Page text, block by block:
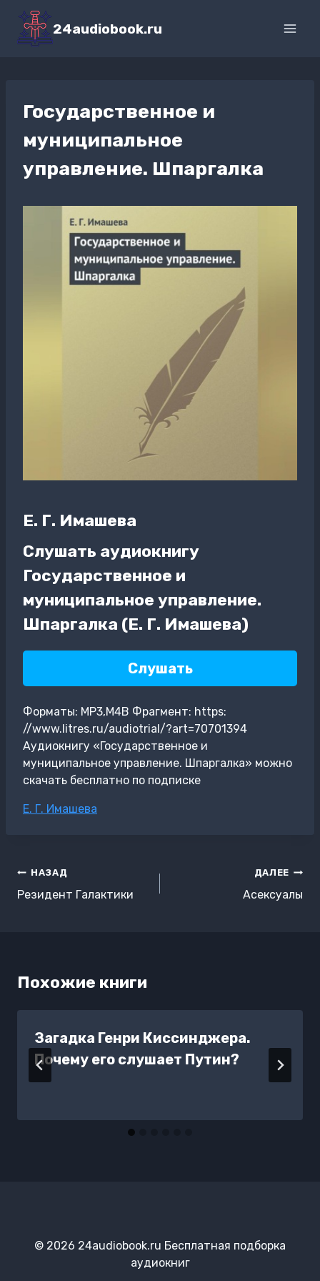
Перейти
содержимому
24audiobook.ru
Государственное и
муниципальное
управление. Шпаргалка
Е. Г. Имашева
Слушать аудиокнигу
Государственное и
муниципальное управление.
Шпаргалка (Е. Г. Имашева)
Слушать
Форматы: MP3,M4B Фрагмент: https:
//www.litres.ru/audiotrial/?art=70701394
Аудиокнигу «Государственное и
муниципальное управление. Шпаргалка» можно
скачать бесплатно по подписке
Метки
Е. Г. Имашева
Навигация
по
НАЗАД
Резидент Галактики
ДАЛЕЕ
Асексуалы
Похожие книги
Загадка Генри Киссинджера.
Почему его слушает Путин?
© 2026 24audiobook.ru Бесплатная подборка
аудиокниг